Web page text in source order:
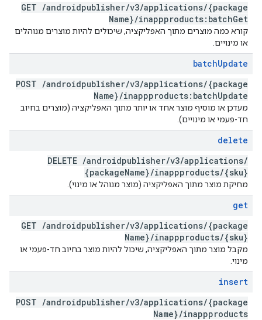
GET /androidpublisher/v3/applications/{package
Name}/inappproducts:batchGet
קורא כמה מוצרים מתוך האפליקציה, שיכולים להיות מוצרים מנוהלים
או מינויים.
batchUpdate
POST /androidpublisher/v3/applications/{package
Name}/inappproducts:batchUpdate
מעדכן או מוסיף מוצר אחד או יותר מתוך האפליקציה (מוצרים בחיוב
חד-פעמי או מינויים).
delete
DELETE /androidpublisher/v3/applications/
{packageName}/inappproducts/{sku}
מחיקת מוצר מתוך האפליקציה (מוצר מנוהל או מינוי).
get
GET /androidpublisher/v3/applications/{package
Name}/inappproducts/{sku}
מקבל מוצר מתוך האפליקציה, שיכול להיות מוצר בחיוב חד-פעמי או
מינוי.
insert
POST /androidpublisher/v3/applications/{package
Name}/inappproducts